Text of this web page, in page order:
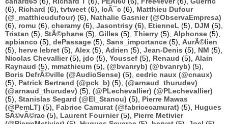
(6), Richard (6), tvtweet (6), loÃ¯c (6), Matthieu Dufour
(@_matthieudufour) (6), Nathalie Gasnier (@ObservaEmpresa)
(6), romu (6), cheramy (6), Jasontrisy (6), EtienneL (5), DJM (5),
Tristan (5), StÃ©phane (5), Gilles (5), Thierry (5), Alphonse (5),
apbianco (5), dePassage (5), Sans_importance (5), AurÃ©lien
(5), herve lebret (5), Alex (5), Adrien (5), Jean-Denis (5), NM (5),
Nicolas Chevallier(5), jdo (5), Youssef (5), Renaud (5), Alain
Raynaud (5), mmathieum (5), (@bvanryb) (@bvanryb) (5),
Boris DefrÃ©ville (@AudioSense) (5), cedric naux (@cnaux)
(5), Patrick Bertrand (@pck_b) (5), (@arnaud_thurudev)
(@arnaud_thurudev) (5), (@PLechevallier) (@PLechevallier)
(5), Stanislas Segard (@El_Stanou) (5), Pierre Mawas
(@PemLT) (5), Fabrice Camurat (@fabricecamurat) (5), Hugues
SÃ©vÃ©rac (5), Laurent Fournier(5), Pierre Metivier